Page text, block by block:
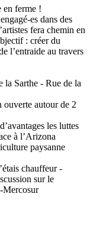
ferme !
es dans des
fera chemin en
: créer du
l’entraide au travers
Sarthe - Rue de la
ouverte autour de 2
les luttes
à l’Arizona
paysanne
chauffeur -
sur le
Mercosur